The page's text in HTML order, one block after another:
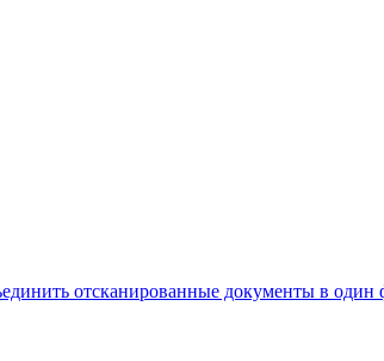
отсканированные документы в один